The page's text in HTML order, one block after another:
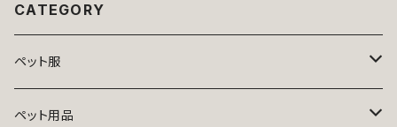
CATEGORY
ペット服
トップス
ペット用品